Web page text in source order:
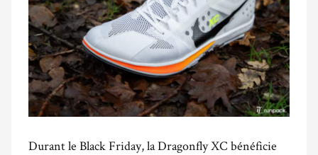
Durant le Black Friday, la Dragonfly XC bénéficie